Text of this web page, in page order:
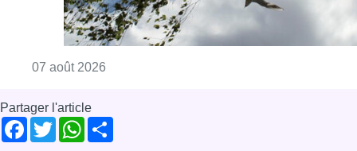
07 août 2026
Partager l'article
Facebook
TwitterWhatsApp